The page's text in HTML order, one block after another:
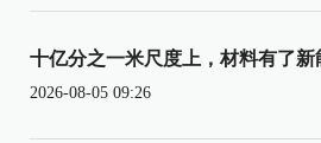
十亿分之一米尺度上，材料有了新
2026-08-05 09:26